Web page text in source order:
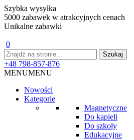
Szybka wysyłka
5000 zabawek w atrakcyjnych cenach
Unikalne zabawki
0
+48 798-857-876
MENUMENU
Nowości
Kategorie
Magnetyczne
Do kąpieli
Do szkoły
Edukacyjne